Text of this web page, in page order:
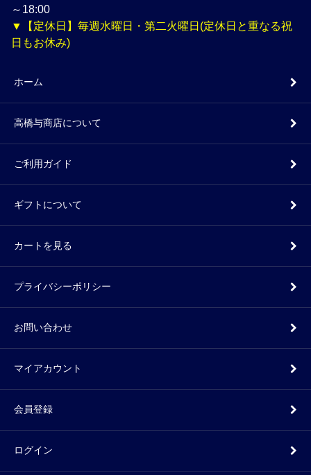
～18:00
▼【定休日】毎週水曜日・第二火曜日(定休日と重なる祝
日もお休み)
ホーム
高橋与商店について
ご利用ガイド
ギフトについて
カートを見る
プライバシーポリシー
お問い合わせ
マイアカウント
会員登録
ログイン